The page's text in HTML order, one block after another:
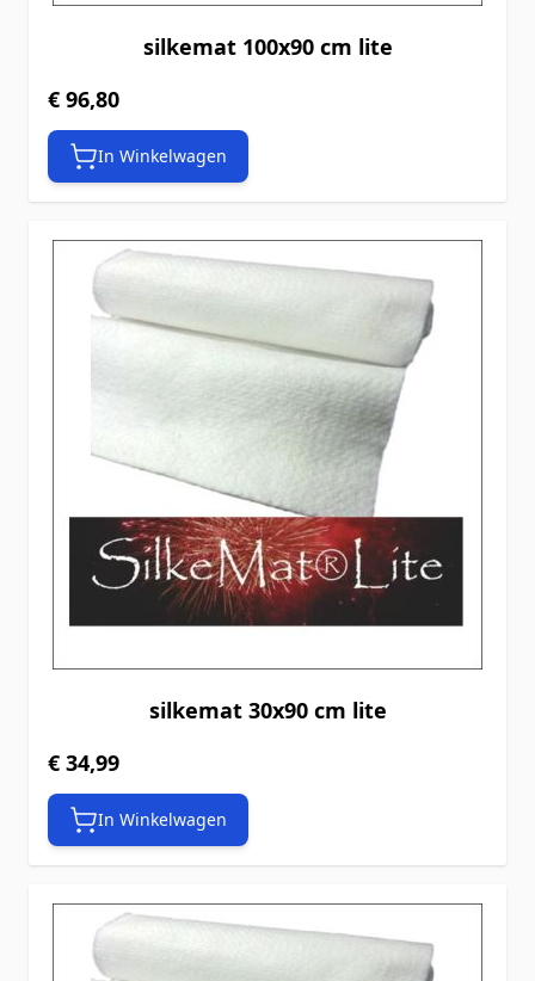
silkemat 100x90 cm lite
€ 96,80
In Winkelwagen
silkemat 30x90 cm lite
€ 34,99
In Winkelwagen